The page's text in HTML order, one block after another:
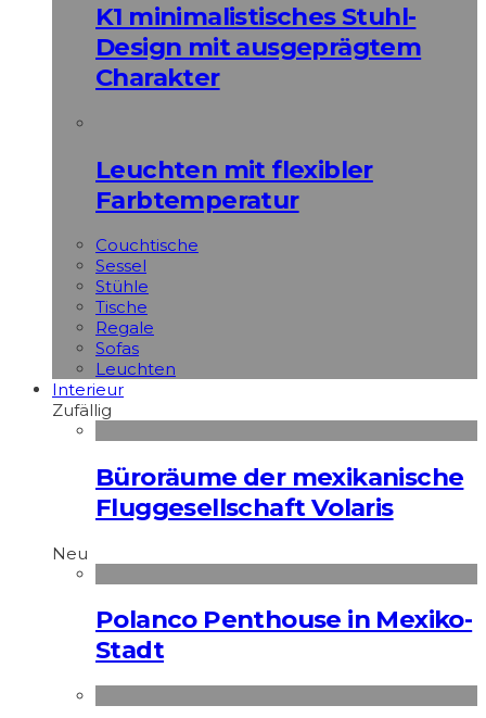
K1 minimalistisches Stuhl-
Design mit ausgeprägtem
Charakter
Leuchten mit flexibler
Farbtemperatur
Couchtische
Sessel
Stühle
Tische
Regale
Sofas
Leuchten
Interieur
Zufällig
Büroräume der mexikanische
Fluggesellschaft Volaris
Neu
Polanco Penthouse in Mexiko-
Stadt